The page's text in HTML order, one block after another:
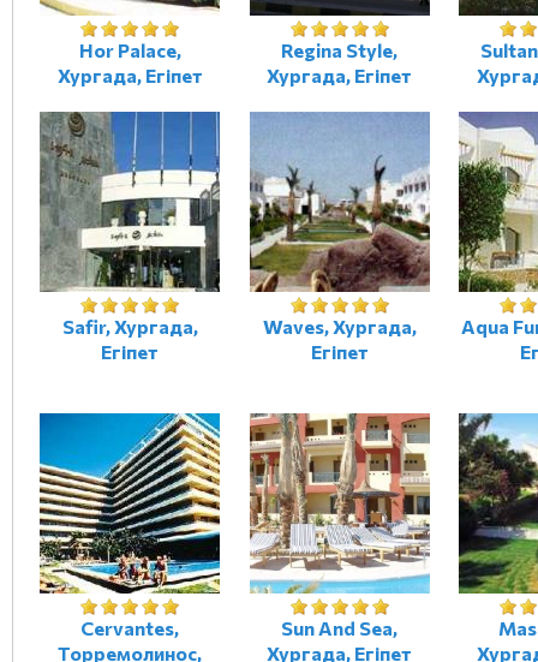
Hor Palace,
Хургада, Егіпет
Regina Style,
Хургада, Егіпет
Safir, Хургада,
Егіпет
Waves, Хургада,
Егіпет
Aqua
Cervantes,
Торремолинос,
Sun And Sea,
Хургада, Егіпет